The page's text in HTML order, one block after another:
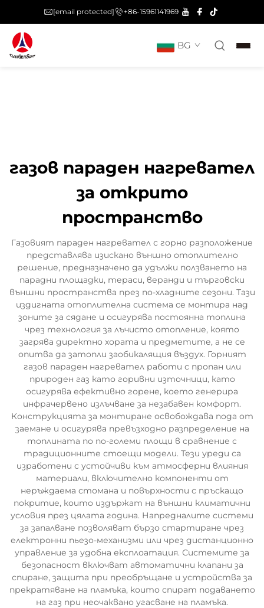
[email protected] +86-15961141969
BG
газов параден нагревател
за открито
пространство
Газовият параден нагревател с горно разположение
представлява изискано външно отоплително
решение, предназначено да удължи ползването на
парадни площадки, тераси, веранди и търговски
външни пространства през по-хладните сезони. Тази
издигната отоплителна система се монтира над
зоните за сядане и осигурява постоянна топлина
чрез технология за лъчисто отопление, която
загрява директно хората и предметите, а не се
опитва да затопли заобикалящия въздух. Горният
газов параден нагревател работи с пропан или
природен газ като горивни източници, като
осигурява ефективно горене, което генерира
инфрачервено излъчване за незабавен комфорт.
Конструкцията за монтиране освобождава пода от
заемане и осигурява превъзходно разпределение на
топлината по по-големи площи в сравнение с
традиционните стоещи модели. Тези уреди са
изработени с устойчиви към атмосферни влияния
материали, включително компоненти от
неръждаема стомана и повърхности с пръскащо
покритие, които издържат на външни климатични
условия през цялата година. Напредналите системи
за запалване позволяват бързо стартиране чрез
електронни пьезо-механизми или чрез дистанционно
управление за удобна експлоатация. Системите за
безопасност включват автоматични клапани за
спиране, защита при преобръщане и устройства за
прекратяване на пламъка, които спират подаването
на газ при неочаквано угасване на пламъка.